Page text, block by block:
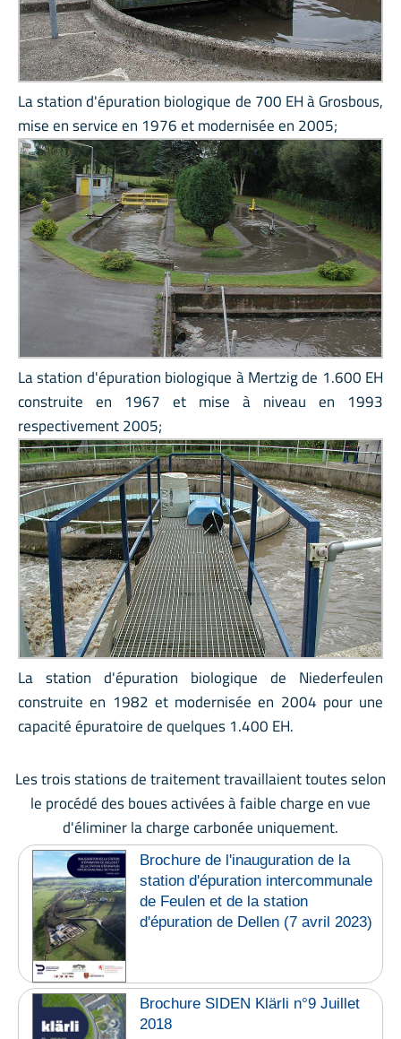
La station d'épuration biologique de 700 EH à Grosbous,
mise en service en 1976 et modernisée en 2005;
La station d'épuration biologique à Mertzig de 1.600 EH
construite en 1967 et mise à niveau en 1993
respectivement 2005;
La station d'épuration biologique de Niederfeulen
construite en 1982 et modernisée en 2004 pour une
capacité épuratoire de quelques 1.400 EH.
Les trois stations de traitement travaillaient toutes selon
le procédé des boues activées à faible charge en vue
d'éliminer la charge carbonée uniquement.
Brochure de l'inauguration de la
station d'épuration intercommunale
de Feulen et de la station
d'épuration de Dellen (7 avril 2023)
Brochure SIDEN Klärli n°9 Juillet
2018